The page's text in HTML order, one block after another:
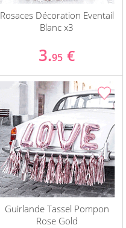
Rosaces Décoration Eventail
Blanc x3
3.95 €
Guirlande Tassel Pompon
Rose Gold